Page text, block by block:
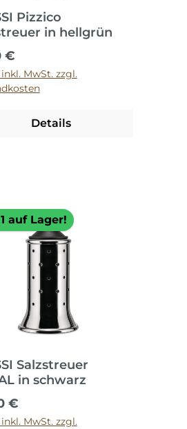
Pizzico
in hellgrün
Preis:
€
MwSt. zzgl.
Details
auf Lager!
Salzstreuer
in schwarz
Preis:
€
MwSt. zzgl.